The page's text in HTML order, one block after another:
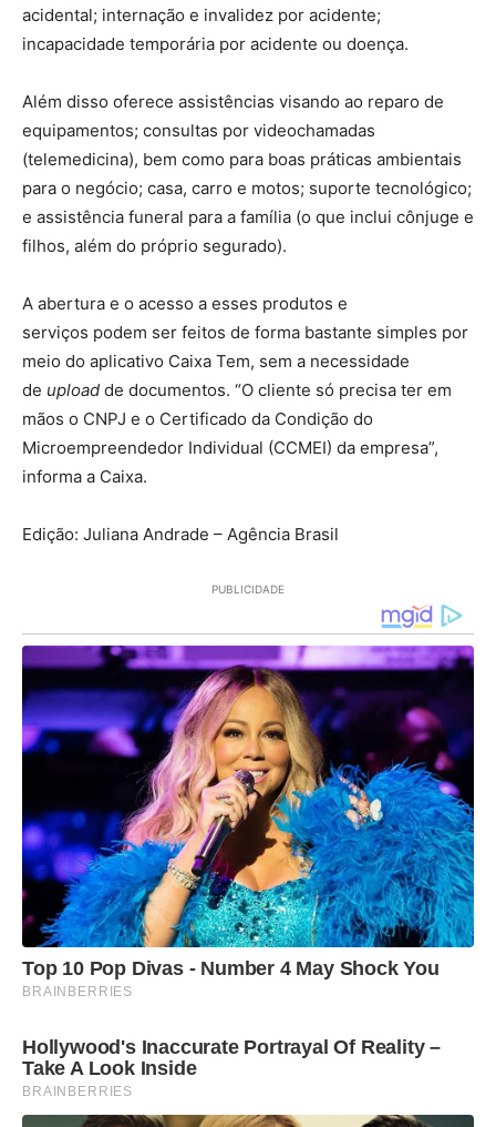
acidental; internação e invalidez por acidente;
incapacidade temporária por acidente ou doença.
Além disso oferece assistências visando ao reparo de
equipamentos; consultas por videochamadas
(telemedicina), bem como para boas práticas ambientais
para o negócio; casa, carro e motos; suporte tecnológico;
e assistência funeral para a família (o que inclui cônjuge e
filhos, além do próprio segurado).
A abertura e o acesso a esses produtos e
serviços podem ser feitos de forma bastante simples por
meio do aplicativo Caixa Tem, sem a necessidade
de upload de documentos. “O cliente só precisa ter em
mãos o CNPJ e o Certificado da Condição do
Microempreendedor Individual (CCMEI) da empresa”,
informa a Caixa.
Edição: Juliana Andrade – Agência Brasil
PUBLICIDADE